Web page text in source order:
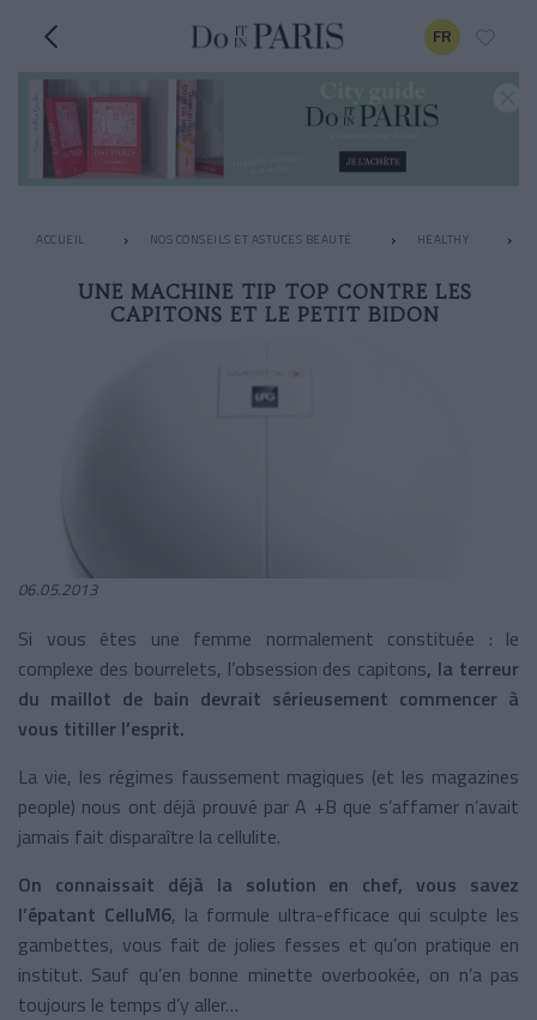
FR
ACCUEIL NOS CONSEILS ET ASTUCES BEAUTÉ HEALTHY
UNE MACHINE TIP TOP CONTRE LES
CAPITONS ET LE PETIT BIDON
06.05.2013
Si vous êtes une femme normalement constituée : le
complexe des bourrelets, l’obsession des capitons, la terreur
du maillot de bain devrait sérieusement commencer à
vous titiller l’esprit.
La vie, les régimes faussement magiques (et les magazines
people) nous ont déjà prouvé par A +B que s’affamer n’avait
jamais fait disparaître la cellulite.
On connaissait déjà la solution en chef, vous savez
l’épatant CelluM6, la formule ultra-efficace qui sculpte les
gambettes, vous fait de jolies fesses et qu’on pratique en
institut. Sauf qu’en bonne minette overbookée, on n’a pas
toujours le temps d’y aller…